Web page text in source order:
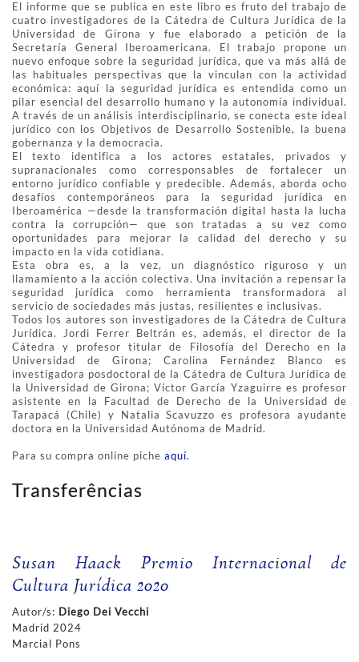
El informe que se publica en este libro es fruto del trabajo de
cuatro investigadores de la Cátedra de Cultura Jurídica de la
Universidad de Girona y fue elaborado a petición de la
Secretaría General Iberoamericana. El trabajo propone un
nuevo enfoque sobre la seguridad jurídica, que va más allá de
las habituales perspectivas que la vinculan con la actividad
económica: aquí la seguridad jurídica es entendida como un
pilar esencial del desarrollo humano y la autonomía individual.
A través de un análisis interdisciplinario, se conecta este ideal
jurídico con los Objetivos de Desarrollo Sostenible, la buena
gobernanza y la democracia.
El texto identifica a los actores estatales, privados y
supranacionales como corresponsables de fortalecer un
entorno jurídico confiable y predecible. Además, aborda ocho
desafíos contemporáneos para la seguridad jurídica en
Iberoamérica —desde la transformación digital hasta la lucha
contra la corrupción— que son tratadas a su vez como
oportunidades para mejorar la calidad del derecho y su
impacto en la vida cotidiana.
Esta obra es, a la vez, un diagnóstico riguroso y un
llamamiento a la acción colectiva. Una invitación a repensar la
seguridad jurídica como herramienta transformadora al
servicio de sociedades más justas, resilientes e inclusivas.
Todos los autores son investigadores de la Cátedra de Cultura
Jurídica. Jordi Ferrer Beltrán es, además, el director de la
Cátedra y profesor titular de Filosofía del Derecho en la
Universidad de Girona; Carolina Fernández Blanco es
investigadora posdoctoral de la Cátedra de Cultura Jurídica de
la Universidad de Girona; Víctor García Yzaguirre es profesor
asistente en la Facultad de Derecho de la Universidad de
Tarapacá (Chile) y Natalia Scavuzzo es profesora ayudante
doctora en la Universidad Autónoma de Madrid.
Para su compra online piche aquí.
Transferências
Susan Haack Premio Internacional de
Cultura Jurídica 2020
Autor/s: Diego Dei Vecchi
Madrid 2024
Marcial Pons